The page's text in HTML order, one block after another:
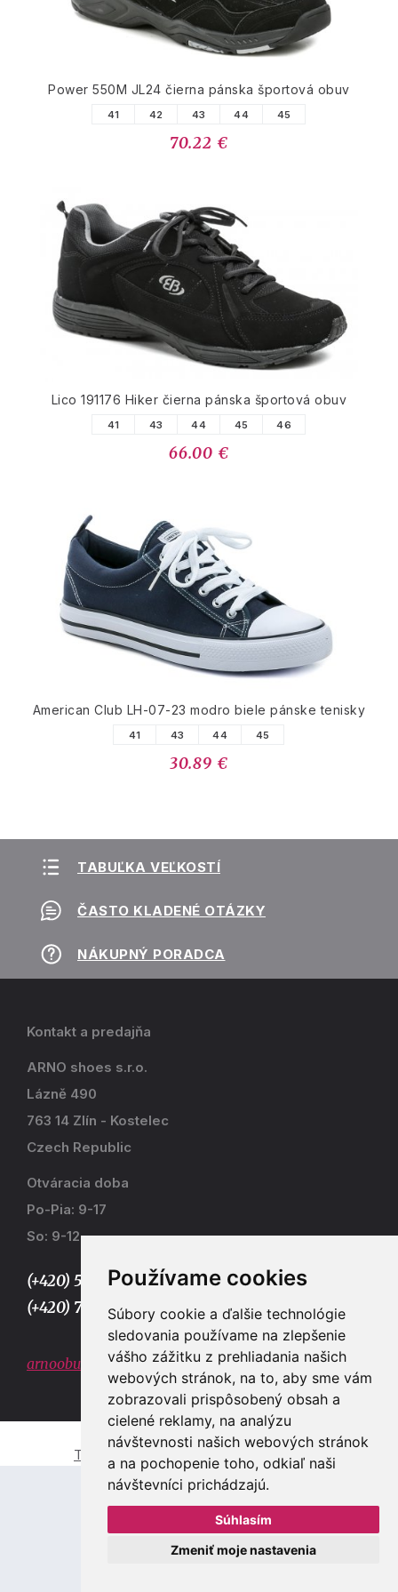
Používame cookies
Súbory cookie a ďalšie technológie
sledovania používame na zlepšenie
vášho zážitku z prehliadania našich
webových stránok, na to, aby sme vám
zobrazovali prispôsobený obsah a
cielené reklamy, na analýzu
návštevnosti našich webových stránok
a na pochopenie toho, odkiaľ naši
návštevníci prichádzajú.
Súhlasím
Zmeniť moje nastavenia
Power 550M JL24 čierna pánska športová obuv
41 42 43 44 45
70.22 €
Lico 191176 Hiker čierna pánska športová obuv
41 43 44 45 46
66.00 €
American Club LH-07-23 modro biele pánske tenisky
41 43 44 45
30.89 €
TABUĽKA VEĽKOSTÍ
ČASTO KLADENÉ OTÁZKY
NÁKUPNÝ PORADCA
Kontakt a predajňa
ARNO shoes s.r.o.
Lázně 490
763 14 Zlín - Kostelec
Czech Republic
Otváracia doba
Po-Pia: 9-17
So: 9-12
(+420) 577 915 036,
(+420) 773 667 390
arnoobuv@gmail.com
Tvorba e-shopů a webových stránek Zlín